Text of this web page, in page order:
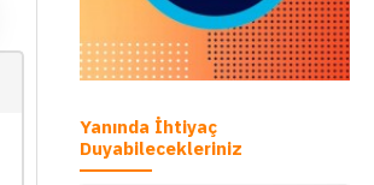
Yanında İhtiyaç
Duyabilecekleriniz